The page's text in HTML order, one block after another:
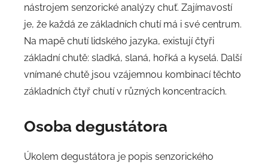
nástrojem senzorické analýzy chuť. Zajímavostí
je, že každá ze základních chutí má i své centrum.
Na mapě chutí lidského jazyka, existují čtyři
základní chutě: sladká, slaná, hořká a kyselá. Další
vnímané chutě jsou vzájemnou kombinací těchto
základních čtyř chutí v různých koncentracích.
Osoba degustátora
Úkolem degustátora je popis senzorického